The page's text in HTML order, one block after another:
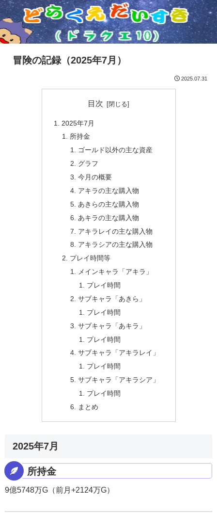
冒険の記録（2025年7月）
2025.07.31
目次
2025年7月
所持金
ゴールド以外の主な資産
グラフ
今月の概要
アキラの主な購入物
あきらの主な購入物
あキラの主な購入物
アキラレイの主な購入物
アキラシアの主な購入物
プレイ時間等
メインキャラ「アキラ」
プレイ時間
サブキャラ「あきら」
プレイ時間
サブキャラ「あキラ」
プレイ時間
サブキャラ「アキラレイ」
プレイ時間
サブキャラ「アキラシア」
プレイ時間
まとめ
2025年7月
所持金
9億5748万G（前月+2124万G）